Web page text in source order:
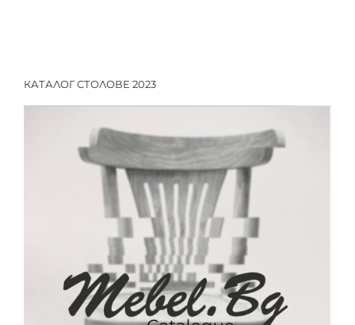
КАТАЛОГ СТОЛОВЕ 2023